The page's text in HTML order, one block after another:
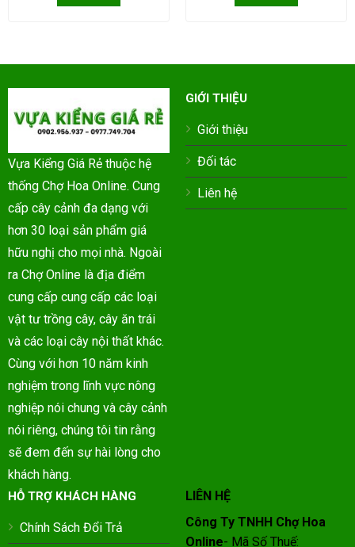
Vựa Kiểng Giá Rẻ thuộc hệ
thống Chợ Hoa Online. Cung
cấp cây cảnh đa dạng với
hơn 30 loại sản phẩm giá
hữu nghị cho mọi nhà. Ngoài
ra Chợ Online là địa điểm
cung cấp cung cấp các loại
vật tư trồng cây, cây ăn trái
và các loại cây nội thất khác.
Cùng với hơn 10 năm kinh
nghiệm trong lĩnh vực nông
nghiệp nói chung và cây cảnh
nói riêng, chúng tôi tin rằng
sẽ đem đến sự hài lòng cho
khách hàng.
GIỚI THIỆU
Giới thiệu
Đối tác
Liên hệ
HỖ TRỢ KHÁCH HÀNG
Chính Sách Đổi Trả
LIÊN HỆ
Công Ty TNHH Chợ Hoa
Online- Mã Số Thuế: